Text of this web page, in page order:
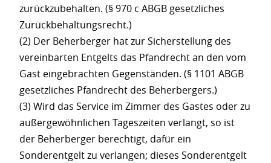
zurückzubehalten. (§ 970 c ABGB gesetzliches
Zurückbehaltungsrecht.)
(2) Der Beherberger hat zur Sicherstellung des
vereinbarten Entgelts das Pfandrecht an den vom
Gast eingebrachten Gegenständen. (§ 1101 ABGB
gesetzliches Pfandrecht des Beherbergers.)
(3) Wird das Service im Zimmer des Gastes oder zu
außergewöhnlichen Tageszeiten verlangt, so ist
der Beherberger berechtigt, dafür ein
Sonderentgelt zu verlangen; dieses Sonderentgelt